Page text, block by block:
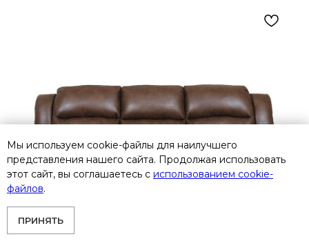
Мы используем cookie-файлы для наилучшего
представления нашего сайта. Продолжая использовать
этот сайт, вы соглашаетесь с использованием cookie-
файлов.
ПРИНЯТЬ